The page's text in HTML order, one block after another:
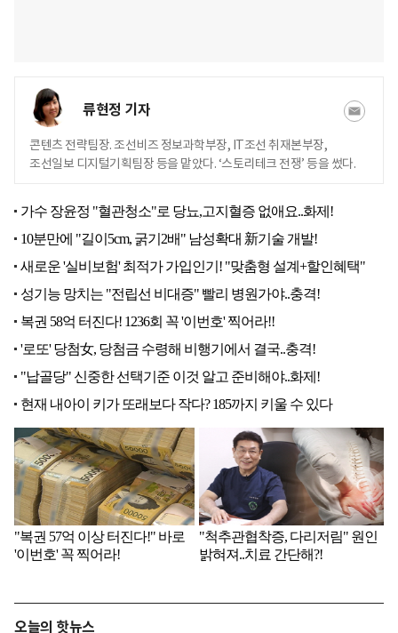
류현정 기자
콘텐츠 전략팀장. 조선비즈 정보과학부장, IT조선 취재본부장,
조선일보 디지털기획팀장 등을 맡았다. ‘스토리테크 전쟁’ 등을 썼다.
오늘의 핫뉴스